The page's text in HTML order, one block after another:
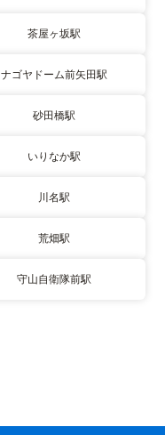
茶屋ヶ坂駅
ナゴヤドーム前矢田駅
砂田橋駅
いりなか駅
川名駅
荒畑駅
守山自衛隊前駅